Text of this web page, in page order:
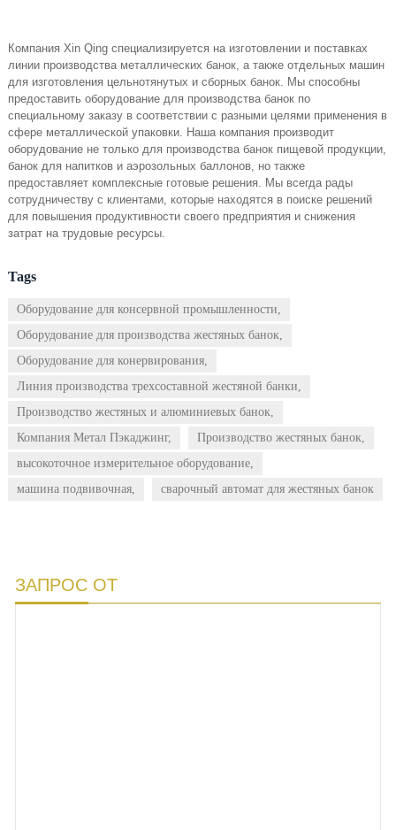
Компания Xin Qing специализируется на изготовлении и поставках
линии производства металлических банок, а также отдельных машин
для изготовления цельнотянутых и сборных банок. Мы способны
предоставить оборудование для производства банок по
специальному заказу в соответствии с разными целями применения в
сфере металлической упаковки. Наша компания производит
оборудование не только для производства банок пищевой продукции,
банок для напитков и аэрозольных баллонов, но также
предоставляет комплексные готовые решения. Мы всегда рады
сотрудничеству с клиентами, которые находятся в поиске решений
для повышения продуктивности своего предприятия и снижения
затрат на трудовые ресурсы.
Tags
Оборудование для консервной промышленности,
Оборудование для производства жестяных банок,
Оборудование для конервирования,
Линия производства трехсоставной жестяной банки,
Производство жестяных и алюминиевых банок,
Компания Метал Пэкаджинг,
Производство жестяных банок,
высокоточное измерительное оборудование,
машина подвивочная,
сварочный автомат для жестяных банок
ЗАПРОС ОТ